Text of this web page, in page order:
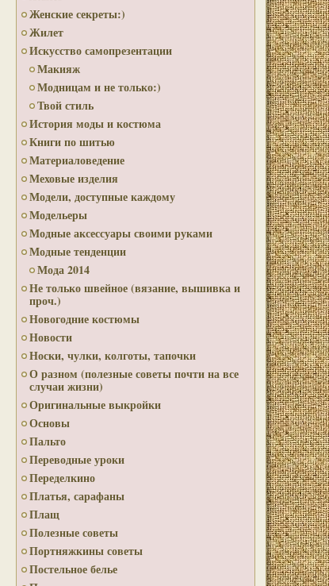
Женские секреты:)
Жилет
Искусство самопрезентации
Макияж
Модницам и не только:)
Твой стиль
История моды и костюма
Книги по шитью
Материаловедение
Меховые изделия
Модели, доступные каждому
Модельеры
Модные аксессуары своими руками
Модные тенденции
Мода 2014
Не только швейное (вязание, вышивка и
проч.)
Новогодние костюмы
Новости
Носки, чулки, колготы, тапочки
О разном (полезные советы почти на все
случаи жизни)
Оригинальные выкройки
Основы
Пальто
Переводные уроки
Переделкино
Платья, сарафаны
Плащ
Полезные советы
Портняжкины советы
Постельное белье